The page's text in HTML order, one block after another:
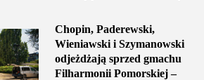
Chopin, Paderewski,
Wieniawski i Szymanowski
odjeżdżają sprzed gmachu
Filharmonii Pomorskiej –